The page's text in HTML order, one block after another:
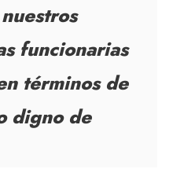
funcionarias
términos de
digno de